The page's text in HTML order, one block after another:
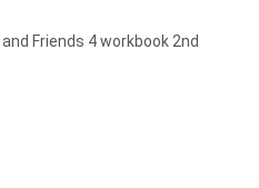
and Friends 4 workbook 2nd